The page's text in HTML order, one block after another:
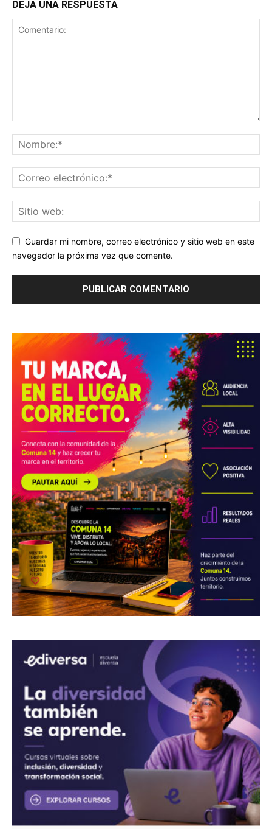
DEJA UNA RESPUESTA
Guardar mi nombre, correo electrónico y sitio web en este
navegador la próxima vez que comente.